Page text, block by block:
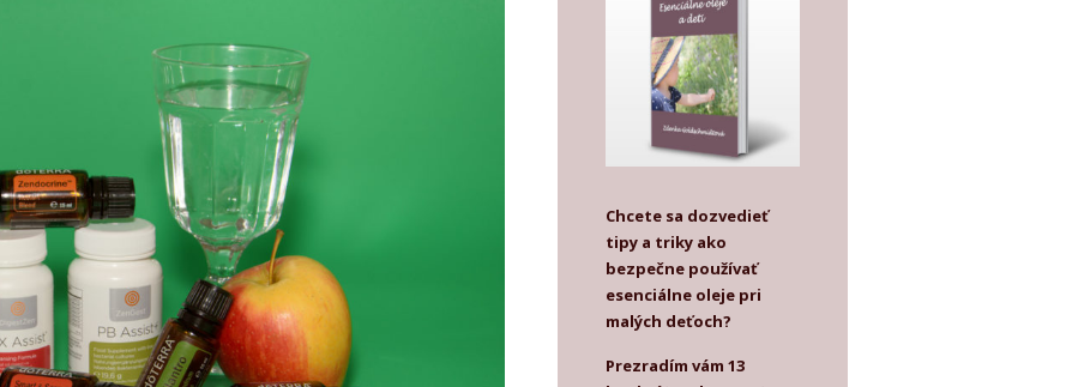
Chcete sa dozvedieť
tipy a triky ako
bezpečne používať
esenciálne oleje pri
malých deťoch?
Prezradím vám 13